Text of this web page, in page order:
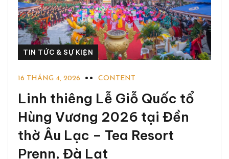
TIN TỨC & SỰ KIỆN
16 THÁNG 4, 2026 CONTENT
Linh thiêng Lễ Giỗ Quốc tổ
Hùng Vương 2026 tại Đền
thờ Âu Lạc – Tea Resort
Prenn, Đà Lạt